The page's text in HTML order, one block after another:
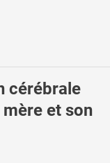
cérébrale
et son